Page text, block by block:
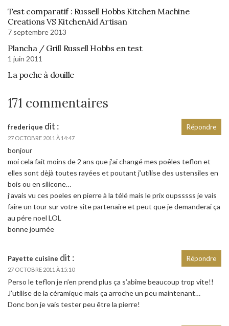
Test comparatif : Russell Hobbs Kitchen Machine
Creations VS KitchenAid Artisan
7 septembre 2013
Plancha / Grill Russell Hobbs en test
1 juin 2011
La poche à douille
171 commentaires
frederique dit :
27 OCTOBRE 2011 À 14:47
bonjour
moi cela fait moins de 2 ans que j’ai changé mes poêles teflon et
elles sont dèjà toutes rayées et poutant j’utilise des ustensiles en
bois ou en silicone…
j’avais vu ces poeles en pierre à la télé mais le prix oupsssss je vais
faire un tour sur votre site partenaire et peut que je demanderai ça
au pére noel LOL
bonne journée
Répondre
Payette cuisine dit :
27 OCTOBRE 2011 À 15:10
Perso le teflon je n’en prend plus ça s’abîme beaucoup trop vite!!
J’utilise de la céramique mais ça arroche un peu maintenant…
Donc bon je vais tester peu être la pierre!
Répondre